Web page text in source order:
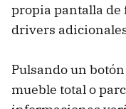
propia pantalla de
drivers
Pulsando un botón
mueble total o